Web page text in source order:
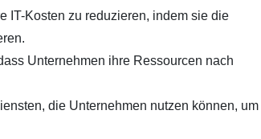
IT-Kosten zu reduzieren, indem sie die
Unternehmen ihre Ressourcen nach
die Unternehmen nutzen können, um